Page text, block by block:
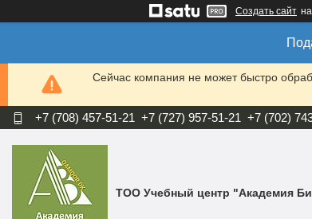
Создать сайт
Сейчас компания не может быстро
+7 (708) 457-51-21 +7 (727) 957-51-21 +7 (702)
ТОО Учебный центр "Академия